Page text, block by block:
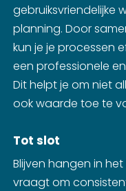
gebruiksvriendelijke
planning. Door
kun je je processen
een professionele
Dit helpt je om niet
ook waarde toe te
Tot slot
Blijven hangen in
vraagt om